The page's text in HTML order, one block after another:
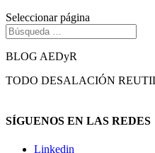
Seleccionar página
BLOG AEDyR
TODO DESALACIÓN
SÍGUENOS EN LAS REDES
Linkedin